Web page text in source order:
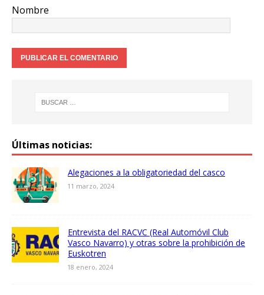
Nombre
Últimas noticias:
Alegaciones a la obligatoriedad del casco
11 marzo, 2024
Entrevista del RACVC (Real Automóvil Club
Vasco Navarro) y otras sobre la prohibición de
Euskotren
18 enero, 2024